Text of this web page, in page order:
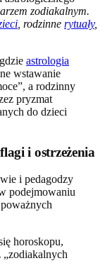
zodiakalnym.
, rodzinne rytuały,
astrologia
wstawanie
a rodzinny
pryzmat
do dzieci
i ostrzeżenia
i pedagodzy
podejmowaniu
horoskopu,
„zodiakalnych